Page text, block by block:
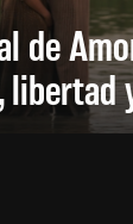
de
libertad